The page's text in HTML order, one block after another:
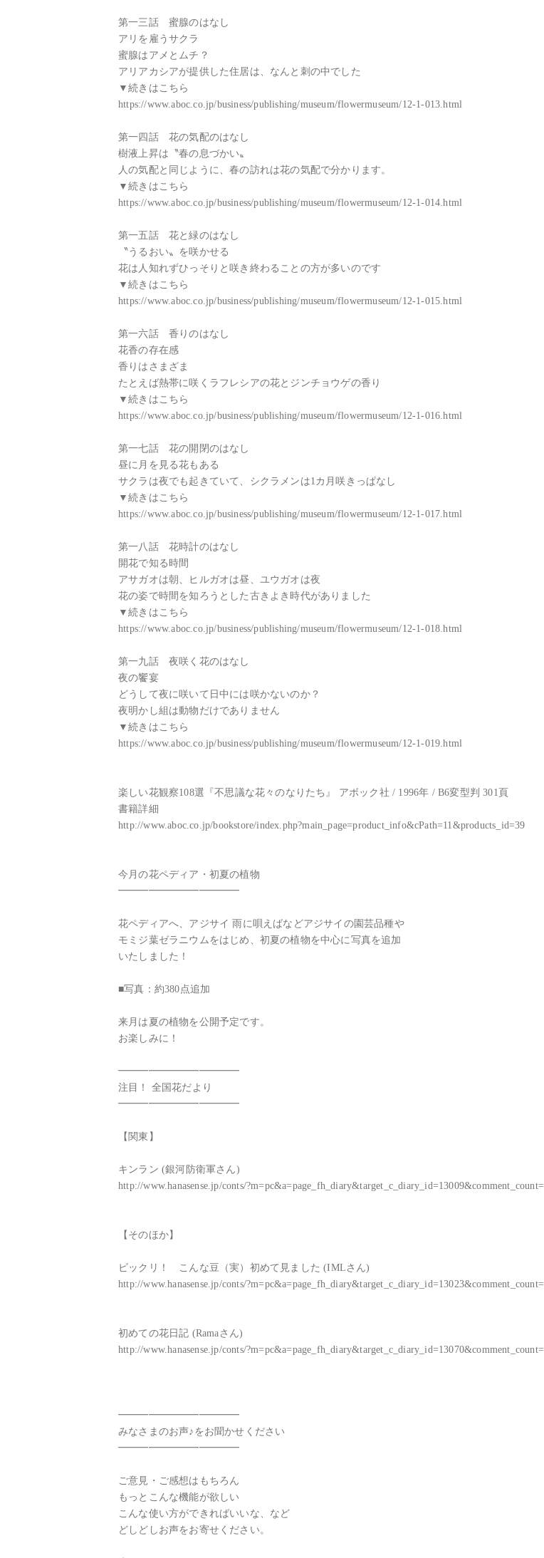
第一三話　蜜腺のはなし
アリを雇うサクラ
蜜腺はアメとムチ？
アリアカシアが提供した住居は、なんと刺の中でした
▼続きはこちら
https://www.aboc.co.jp/business/publishing/museum/flowermuseum/12-1-013.html
第一四話　花の気配のはなし
樹液上昇は〝春の息づかい〟
人の気配と同じように、春の訪れは花の気配で分かります。
▼続きはこちら
https://www.aboc.co.jp/business/publishing/museum/flowermuseum/12-1-014.html
第一五話　花と緑のはなし
〝うるおい〟を咲かせる
花は人知れずひっそりと咲き終わることの方が多いのです
▼続きはこちら
https://www.aboc.co.jp/business/publishing/museum/flowermuseum/12-1-015.html
第一六話　香りのはなし
花香の存在感
香りはさまざま
たとえば熱帯に咲くラフレシアの花とジンチョウゲの香り
▼続きはこちら
https://www.aboc.co.jp/business/publishing/museum/flowermuseum/12-1-016.html
第一七話　花の開閉のはなし
昼に月を見る花もある
サクラは夜でも起きていて、シクラメンは1カ月咲きっぱなし
▼続きはこちら
https://www.aboc.co.jp/business/publishing/museum/flowermuseum/12-1-017.html
第一八話　花時計のはなし
開花で知る時間
アサガオは朝、ヒルガオは昼、ユウガオは夜
花の姿で時間を知ろうとした古きよき時代がありました
▼続きはこちら
https://www.aboc.co.jp/business/publishing/museum/flowermuseum/12-1-018.html
第一九話　夜咲く花のはなし
夜の饗宴
どうして夜に咲いて日中には咲かないのか？
夜明かし組は動物だけでありません
▼続きはこちら
https://www.aboc.co.jp/business/publishing/museum/flowermuseum/12-1-019.html
楽しい花観察108選『不思議な花々のなりたち』 アボック社 / 1996年 / B6変型判 301頁
書籍詳細
http://www.aboc.co.jp/bookstore/index.php?main_page=product_info&cPath=11&products_id=39
今月の花ペディア・初夏の植物
━━━━━━━━━━━━
花ペディアへ、アジサイ 雨に唄えばなどアジサイの園芸品種や
モミジ葉ゼラニウムをはじめ、初夏の植物を中心に写真を追加
いたしました！
■写真：約380点追加
来月は夏の植物を公開予定です。
お楽しみに！
━━━━━━━━━━━━
注目！ 全国花だより
━━━━━━━━━━━━
【関東】
キンラン (銀河防衛軍さん)
http://www.hanasense.jp/conts/?m=pc&a=page_fh_diary&target_c_diary_id=13009&comment_count=
【そのほか】
ビックリ！　こんな豆（実）初めて見ました (IMLさん)
http://www.hanasense.jp/conts/?m=pc&a=page_fh_diary&target_c_diary_id=13023&comment_count=
初めての花日記 (Ramaさん)
http://www.hanasense.jp/conts/?m=pc&a=page_fh_diary&target_c_diary_id=13070&comment_count=
━━━━━━━━━━━━
みなさまのお声♪をお聞かせください
━━━━━━━━━━━━
ご意見・ご感想はもちろん
もっとこんな機能が欲しい
こんな使い方ができればいいな、など
どしどしお声をお寄せください。